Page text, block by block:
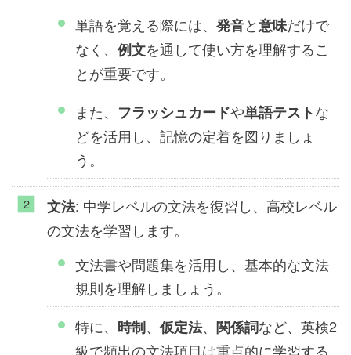
単語を覚える際には、 発音と意味だけで
なく、 例文を通して使い方を理解するこ
とが重要です。
また、 フラッシュカードや単語テストな
どを活用し、記憶の定着を図りましょ
う。
文法: 中学レベルの文法を復習し、高校レベル
の文法を学習します。
文法書や問題集を活用し、基本的な文法
規則を理解しましょう。
特に、 時制、 仮定法、 関係詞など、英検2
級で頻出の文法項目は重点的に学習する